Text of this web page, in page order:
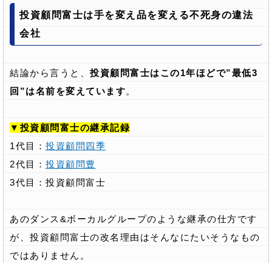
投資顧問富士は手を変え品を変える不死身の違法
会社
結論から言うと、 投資顧問富士はこの1年ほどで”最低3
回”は名前を変えています。
▼投資顧問富士の継承記録
1代目： 投資顧問四季
2代目： 投資顧問豊
3代目：投資顧問富士
あのダンス&ボーカルグループのような継承の仕方です
が、投資顧問富士の改名理由はそんなにたいそうなもの
ではありません。